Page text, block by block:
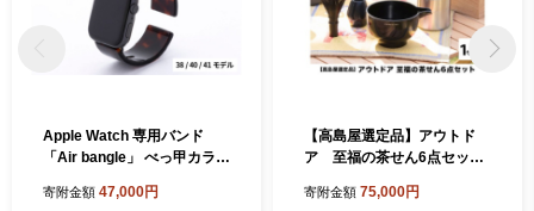
Apple Watch 専用バンド
「Air bangle」 べっ甲カラー
デル）[E-03413] / 日本製 お
寄附金額 47,000円
【高島屋選定品】アウトド
ア 至福の茶せん6点セッ
ん くせ直し 片口 茶こし缶 茶
寄附金額 75,000円